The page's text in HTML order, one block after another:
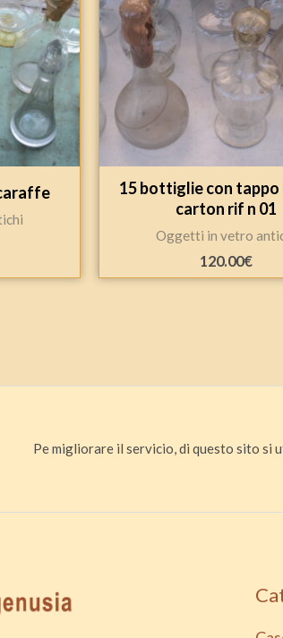
15 bottiglie con
carton rif n 01
Oggetti in vetro
120.00€
Pe migliorare il servicio, di questo sito si